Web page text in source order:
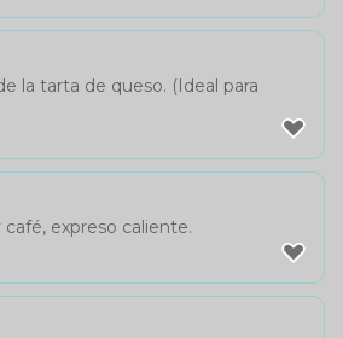
la tarta de queso. (Ideal para
café, expreso caliente.